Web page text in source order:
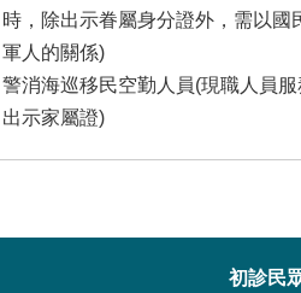
時，除出示眷屬身分證外，需以
軍人的關係)
警消海巡移民空勤人員(現職人員
出示家屬證)
初診民